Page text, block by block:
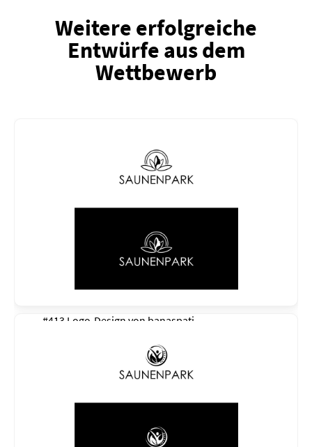
Weitere erfolgreiche
Entwürfe aus dem
Wettbewerb
#413 Logo-Design von banaspati